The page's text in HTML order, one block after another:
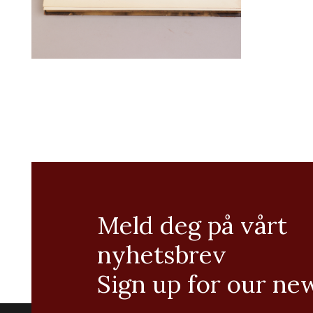
Meld deg på vårt
nyhetsbrev
Sign up for our